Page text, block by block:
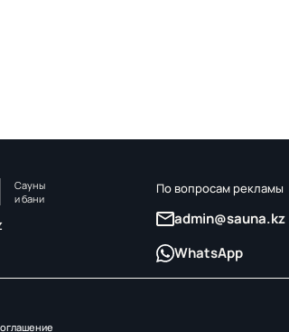
Сауны
и бани
По вопросам рекламы
admin@sauna.kz
WhatsApp